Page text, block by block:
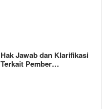
Hak Jawab dan Klarifikasi
Terkait Pember…